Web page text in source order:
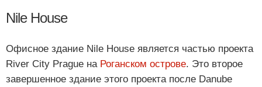
Nile House
Офисное здание Nile House является частью проекта
River City Prague на Роганском острове. Это второе
завершенное здание этого проекта после Danube